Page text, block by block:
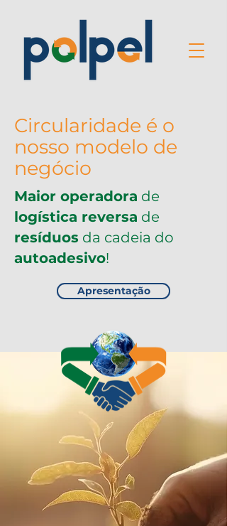
Circularidade é o
nosso modelo de
negócio
Maior operadora de
logística reversa de
resíduos da cadeia do
autoadesivo!
Apresentação